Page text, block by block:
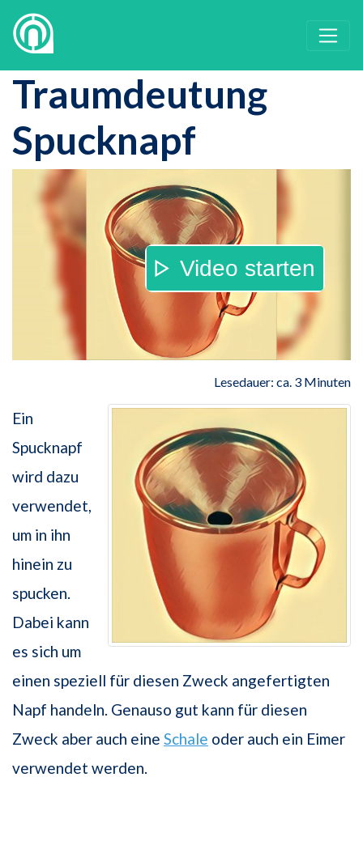
Traumdeutung
Spucknapf
Video starten
Lesedauer: ca. 3 Minuten
Ein
Spucknapf
wird dazu
verwendet,
um in ihn
hinein zu
spucken.
Dabei kann
es sich um
einen speziell für diesen Zweck angefertigten
Napf handeln. Genauso gut kann für diesen
Zweck aber auch eine Schale oder auch ein Eimer
verwendet werden.